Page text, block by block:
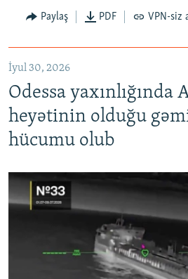
Paylaş PDF VPN-siz
İyul 30, 2026
Odessa yaxınlığında
heyətinin olduğu
hücumu olub